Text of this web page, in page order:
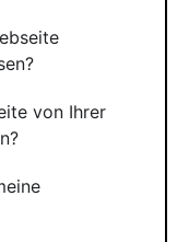
von Ihrer